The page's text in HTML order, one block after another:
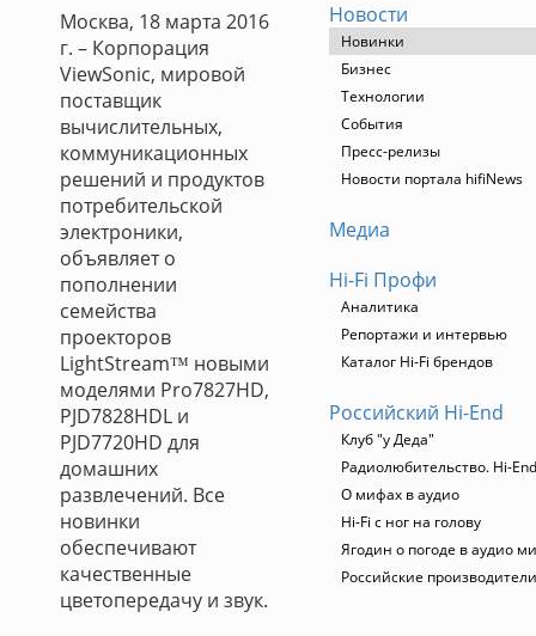
Москва, 18 марта 2016
г. – Корпорация
ViewSonic, мировой
поставщик
вычислительных,
коммуникационных
решений и продуктов
потребительской
электроники,
объявляет о
пополнении
семейства
проекторов
LightStream™ новыми
моделями Pro7827HD,
PJD7828HDL и
PJD7720HD для
домашних
развлечений. Все
новинки
обеспечивают
качественные
цветопередачу и звук.
Новости
Новинки
Бизнес
Технологии
События
Пресс-релизы
Новости портала hifiNews
Медиа
Hi-Fi Профи
Аналитика
Репортажи и интервью
Каталог Hi-Fi брендов
Российский Hi-End
Клуб "у Деда"
Радиолюбительство. Hi-
О мифах в аудио
Hi-Fi с ног на голову
Ягодин о погоде в аудио
Российские производители